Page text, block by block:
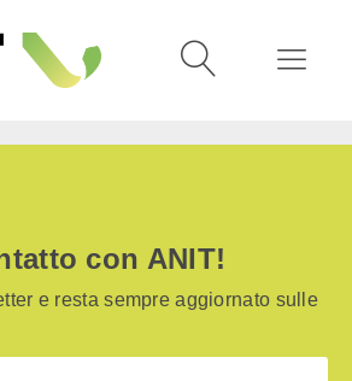
con ANIT!
e resta sempre aggiornato sulle